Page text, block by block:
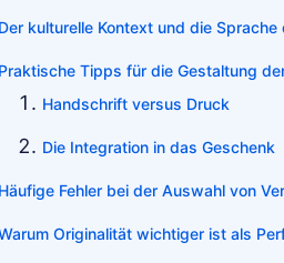
Der kulturelle Kontext und die Sprache
Praktische Tipps für die Gestaltung
Handschrift versus Druck
Die Integration in das Geschenk
Häufige Fehler bei der Auswahl von
Originalität wichtiger ist als